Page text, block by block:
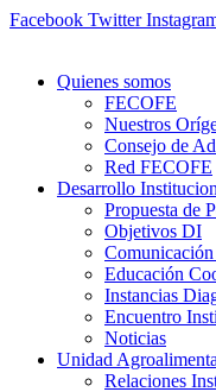
Ir
Facebook Twitter
Quienes somos
FECOFE
Nuestros
Consejo de
Red FECOFE
Desarrollo
Propuesta de
Objetivos DI
Educación
Instancias
Encuentro
Noticias
Unidad
Relaciones